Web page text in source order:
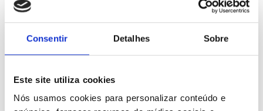
Consentir Detalhes Sobre
Este site utiliza cookies
Nós usamos cookies para personalizar conteúdo e
passa a ter maior controle sobre o item em
Algumas medidas podem ser adotadas,
objetivando que, quando o equipamento